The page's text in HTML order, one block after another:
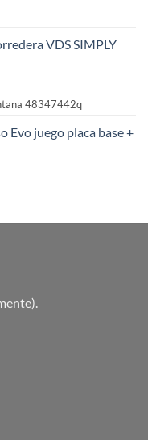
VDS SIMPLY
48347442q
Evo juego placa base +